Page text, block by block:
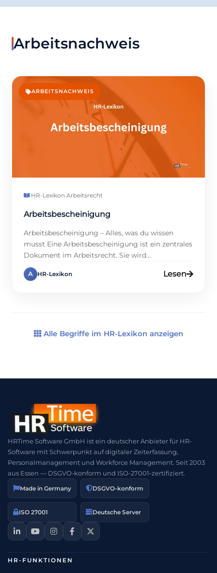
Arbeitsnachweis
ARBEITSNACHWEIS
HR-Lexikon·Arbeitsrecht
Arbeitsbescheinigung
Arbeitsbescheinigung – Alles, was du wissen
musst Eine Arbeitsbescheinigung ist ein zentrales
Dokument im Arbeitsrecht. Sie wird
Arbeitnehmern nach dem Ende ihres Jobs
ausgestellt. Außerdem zeigt sie die Dauer und Art
A HR-Lexikon Lesen
Alle Begriffe im HR-Lexikon anzeigen
HRTime Software GmbH ist ein deutscher Anbieter für HR-
Software mit Schwerpunkt auf digitaler Zeiterfassung,
Personalmanagement und Workforce Management. Seit 2003
aus Essen — DSGVO-konform und ISO-27001-zertifiziert.
Made in Germany DSGVO-konform
ISO 27001 Deutsche Server
HR-FUNKTIONEN